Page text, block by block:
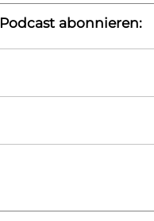
Podcast abonnieren: